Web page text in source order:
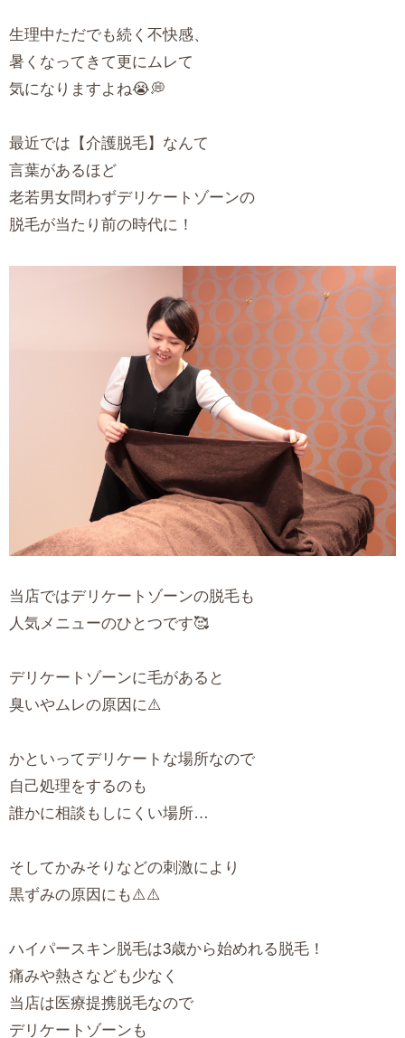
生理中ただでも続く不快感、
暑くなってきて更にムレて
気になりますよね😭💭
最近では【介護脱毛】なんて
言葉があるほど
老若男女問わずデリケートゾーンの
脱毛が当たり前の時代に！
当店ではデリケートゾーンの脱毛も
人気メニューのひとつです🥰
デリケートゾーンに毛があると
臭いやムレの原因に⚠️
かといってデリケートな場所なので
自己処理をするのも
誰かに相談もしにくい場所…
そしてかみそりなどの刺激により
黒ずみの原因にも⚠️⚠️
ハイパースキン脱毛は3歳から始めれる脱毛！
痛みや熱さなども少なく
当店は医療提携脱毛なので
デリケートゾーンも